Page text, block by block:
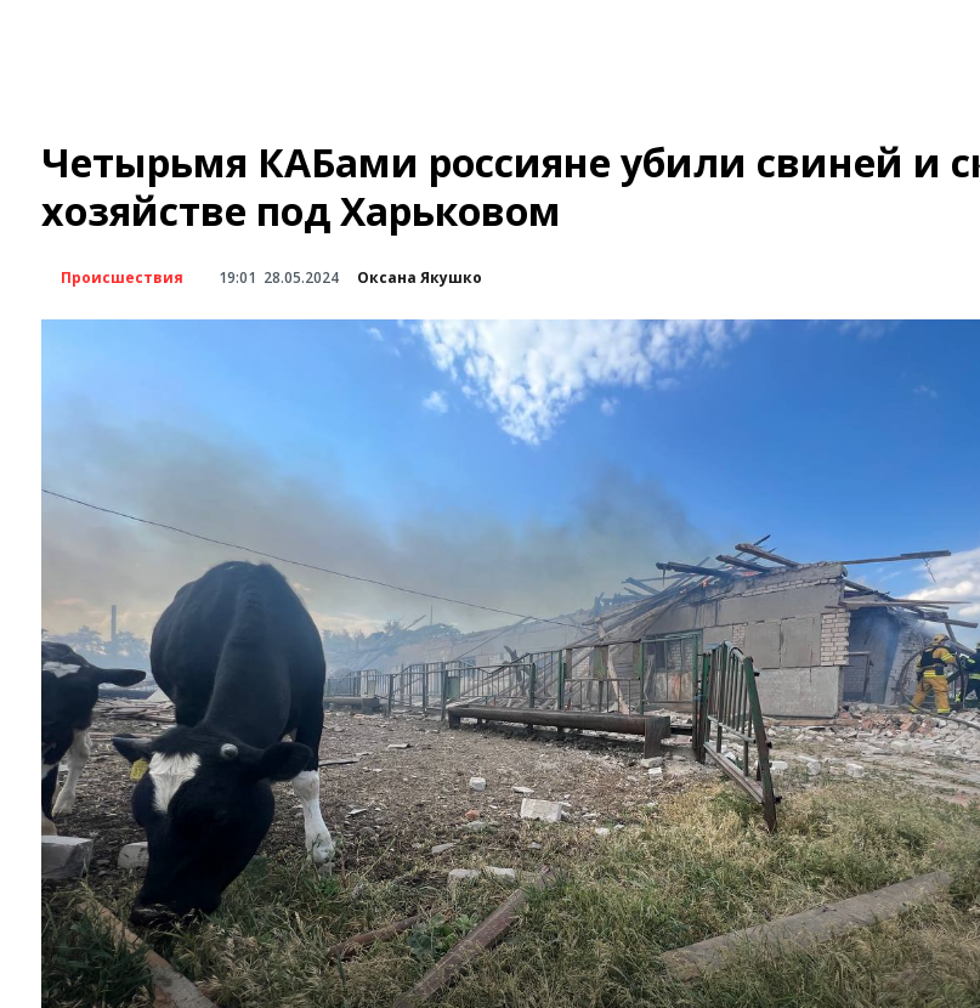
Четырьмя КАБами россияне убили свиней и
хозяйстве под Харьковом
Происшествия 19:01 28.05.2024 Оксана Якушко